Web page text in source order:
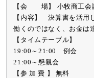
【会 場】 小牧商工会
【内容】 決算書を活用
働くのではなく、お金は
【タイムテーブル】
19:00～21:00 例会
21:00～懇親会
【参 加 費 】 無料